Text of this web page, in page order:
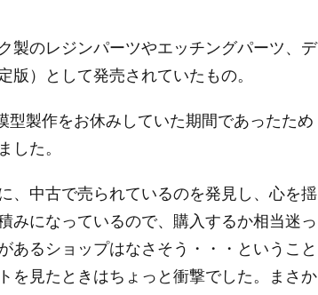
製のレジンパーツやエッチングパーツ、デ
）として発売されていたもの。
製作をお休みしていた期間であったため
した。
、中古で売られているのを発見し、心を揺
みになっているので、購入するか相当迷っ
あるショップはなさそう・・・ということ
を見たときはちょっと衝撃でした。まさか